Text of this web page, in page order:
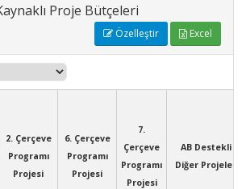
Proje Bütçeleri
Özelleştir Excel
2. Çerçeve
Programı
Projesi
6. Çerçeve
Programı
Projesi
7.
Çerçeve
Programı
Projesi
AB Destekli
Diğer Projeler